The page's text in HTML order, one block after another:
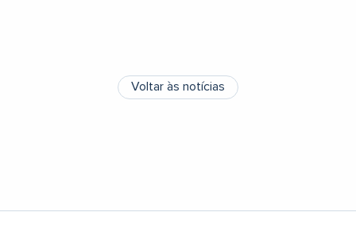
Voltar às notícias